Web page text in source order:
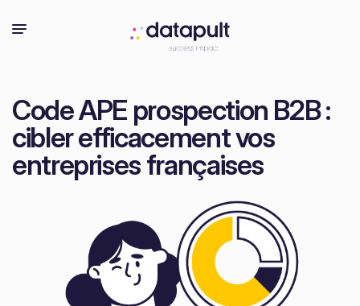
Code APE prospection B2B :
cibler efficacement vos
entreprises françaises